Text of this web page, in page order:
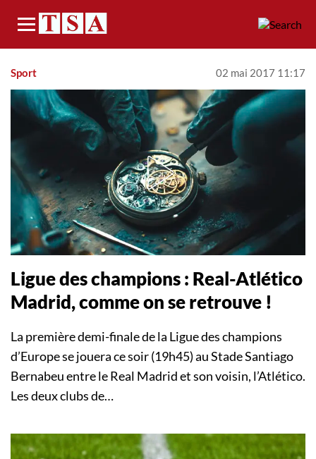
Menu
Sport 02 mai 2017 11:17
Ligue des champions : Real-Atlético
Madrid, comme on se retrouve !
La première demi-finale de la Ligue des champions
d’Europe se jouera ce soir (19h45) au Stade Santiago
Bernabeu entre le Real Madrid et son voisin, l’Atlético.
Les deux clubs de…